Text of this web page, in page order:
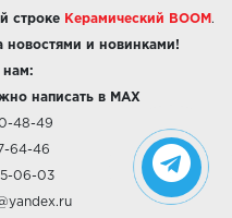
строке Керамический BOOM .
новостями и новинками!
нам:
написать в MAX
48-49
64-46
06-03